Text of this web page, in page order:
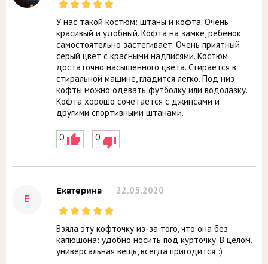
У нас такой костюм: штаны и кофта. Очень
красивый и удобный. Кофта на замке, ребенок
самостоятельно застегивает. Очень приятный
серый цвет с красными надписями. Костюм
достаточно насыщенного цвета. Стирается в
стиральной машине, гладится легко. Под низ
кофты можно одевать футболку или водолазку.
Кофта хорошо сочетается с джинсами и
другими спортивными штанами.
0 0
Е
Екатерина 22.05.2020
Взяла эту кофточку из-за того, что она без
капюшона: удобно носить под курточку. В целом,
универсальная вещь, всегда пригодится :)